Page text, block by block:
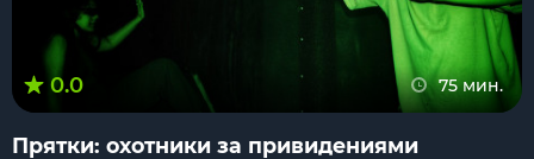
0.0 75 мин.
Прятки: охотники за привидениями